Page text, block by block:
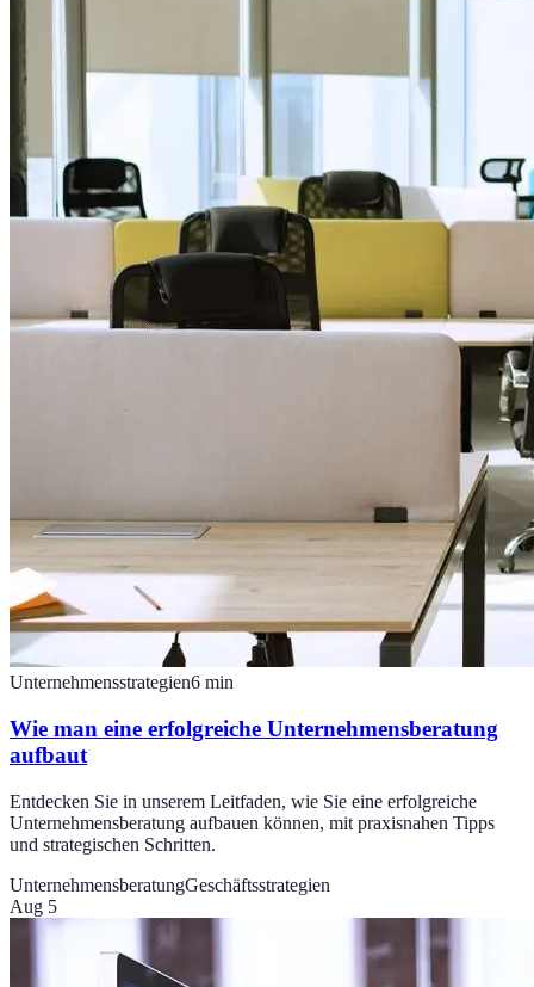
Unternehmensstrategien6 min
Wie man eine erfolgreiche Unternehmensberatung
aufbaut
Entdecken Sie in unserem Leitfaden, wie Sie eine erfolgreiche
Unternehmensberatung aufbauen können, mit praxisnahen Tipps
und strategischen Schritten.
UnternehmensberatungGeschäftsstrategien
Aug 5